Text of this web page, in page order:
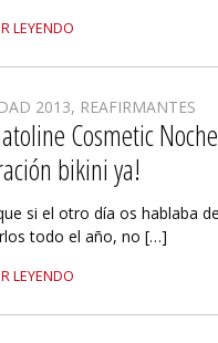
LEYENDO
2013, REAFIRMANTES
Cosmetic
bikini ya!
si el otro día os hablaba
todo el año, no […]
LEYENDO